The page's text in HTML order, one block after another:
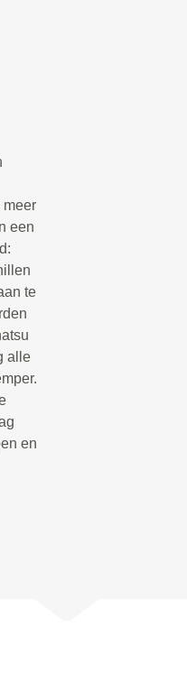
meer
een
te
alle
en